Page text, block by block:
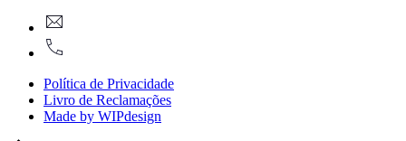
Window
Política de Privacidade
Livro de Reclamações
Made by WIPdesign